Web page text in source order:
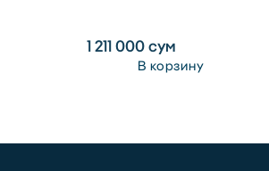
1 211 000сум
В корзину